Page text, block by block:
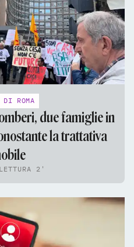
DI ROMA
due famiglie in
la trattativa
2'